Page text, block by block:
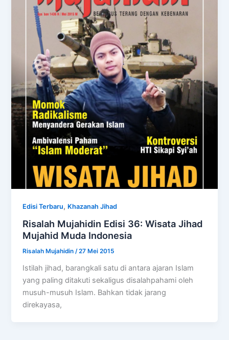
Edisi Terbaru, Khazanah Jihad
Risalah Mujahidin Edisi 36: Wisata Jihad
Mujahid Muda Indonesia
Risalah Mujahidin/27 Mei 2015
Istilah jihad, barangkali satu di antara ajaran Islam
yang paling ditakuti sekaligus disalahpahami oleh
musuh-musuh Islam. Bahkan tidak jarang
direkayasa,